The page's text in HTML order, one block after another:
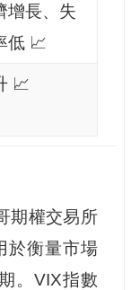
增長、失
低 📈
📈
期權交易所
於衡量市場
。VIX指數